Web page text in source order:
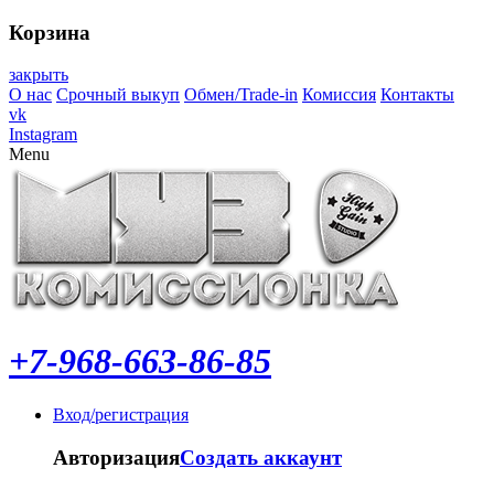
Корзина
закрыть
О нас Срочный выкуп Обмен/Trade-in Комиссия Контакты
vk
Instagram
Menu
+7-968-663-86-85
Вход/регистрация
АвторизацияСоздать аккаунт